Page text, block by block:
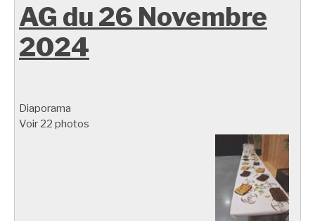
AG du 26 Novembre
2024
Diaporama
Voir 22 photos